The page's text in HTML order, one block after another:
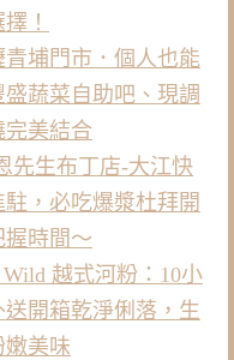
！
埔門市．個人也能
蔬菜自助吧、現調
美結合
先生布丁店-大江快
，必吃爆漿杜拜開
時間～
越式河粉：10小
開箱乾淨俐落，生
嫩美味